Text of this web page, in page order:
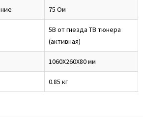
75 Ом
5В от гнезда ТВ тюнера
(активная)
1060Х260Х80 мм
0.85 кг